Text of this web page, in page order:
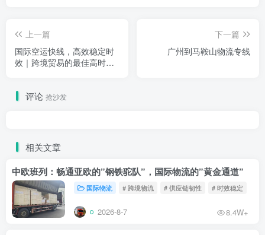
上一篇
国际空运快线，高效稳定时
效｜跨境贸易的最佳高时效
下一篇
广州到马鞍山物流专线
评论 抢沙发
相关文章
中欧班列：畅通亚欧的”钢铁驼队”，国际物流的”黄金通道”
国际物流 # 跨境物流 # 供应链韧性 # 时效稳定
2026-8-7 8.4W+